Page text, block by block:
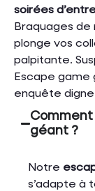
soirées
Braquages de
plonge vos
palpitante.
Escape game
enquête digne
géant ?
Notre
s’adapte à